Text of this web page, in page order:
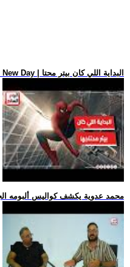
.. فيلم Spider-Man: Brand New Day | البداية اللي كان بيتر محتا
.. محمد عدوية يكشف كواليس ألبومه